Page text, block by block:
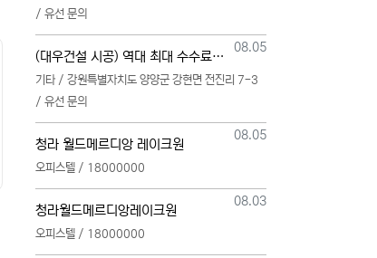
/ 유선 문의
등록일
08.05
(대우건설 시공) 역대 최대 수수료 지급, 단독 단일 영업본부 선착순 모집 (팀,팀원 개별문의 가능)
기타 / 강원특별자치도 양양군 강현면 전진리 7-3
/ 유선 문의
등록일
08.05
청라 월드메르디앙 레이크원
오피스텔 / 18000000
등록일
08.03
청라월드메르디앙레이크원
오피스텔 / 18000000